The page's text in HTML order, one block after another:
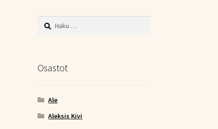
Haku:
Osastot
Ale
Aleksis Kivi